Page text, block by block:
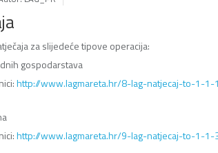
za slijedeće tipove operacija:
gospodarstava
http://www.lagmareta.hr/8-lag-natjecaj-to-1-
http://www.lagmareta.hr/9-lag-natjecaj-to-1-